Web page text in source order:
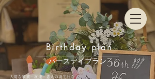
ご利用案内 施設内設備
Birthday plan
バースデイプラン
大切な家族・友達・恋人の誕生日を​